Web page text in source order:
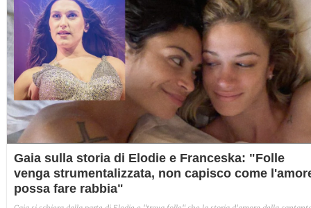
Gaia sulla storia di Elodie e Franceska: "Folle
venga strumentalizzata, non capisco come
possa fare rabbia"